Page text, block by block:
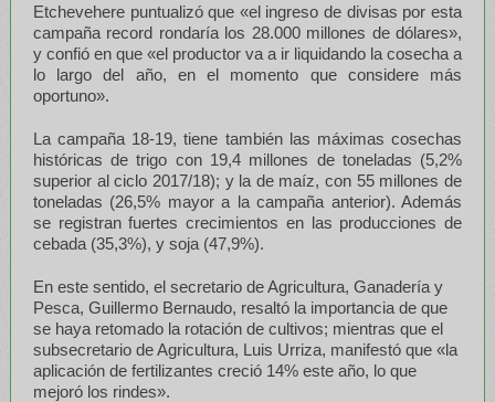
Etchevehere puntualizó que «el ingreso de divisas por esta
campaña record rondaría los 28.000 millones de dólares»,
y confió en que «el productor va a ir liquidando la cosecha a
lo largo del año, en el momento que considere más
oportuno».
La campaña 18-19, tiene también las máximas cosechas
históricas de trigo con 19,4 millones de toneladas (5,2%
superior al ciclo 2017/18); y la de maíz, con 55 millones de
toneladas (26,5% mayor a la campaña anterior). Además
se registran fuertes crecimientos en las producciones de
cebada (35,3%), y soja (47,9%).
En este sentido, el secretario de Agricultura, Ganadería y
Pesca, Guillermo Bernaudo, resaltó la importancia de que
se haya retomado la rotación de cultivos; mientras que el
subsecretario de Agricultura, Luis Urriza, manifestó que «la
aplicación de fertilizantes creció 14% este año, lo que
mejoró los rindes».